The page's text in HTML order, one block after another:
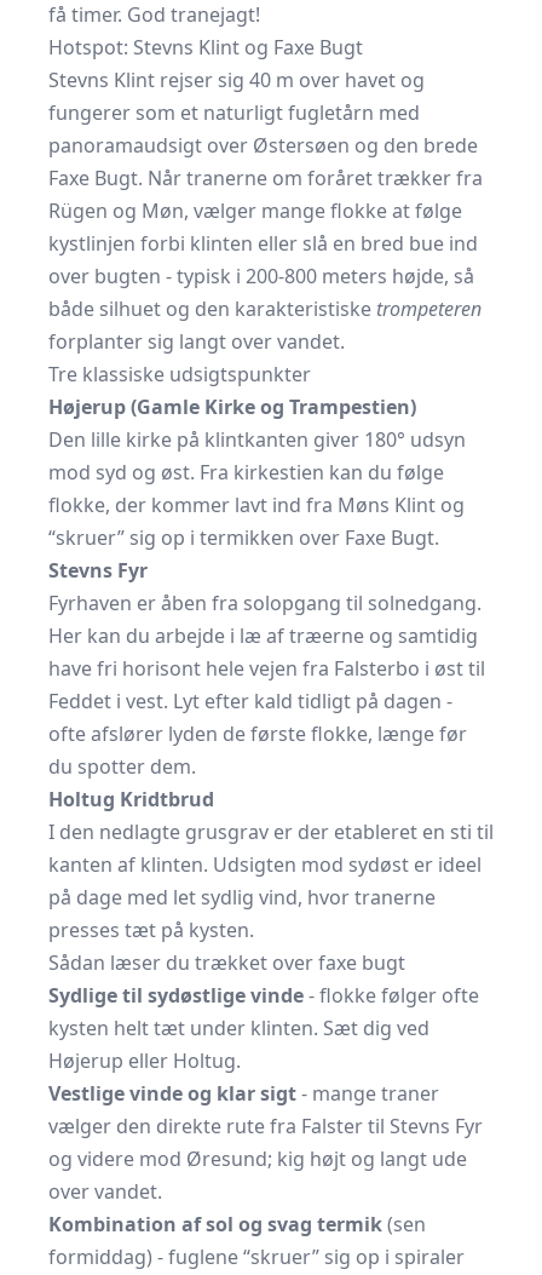
få timer. God tranejagt!
Hotspot: Stevns Klint og Faxe Bugt
Stevns Klint rejser sig 40 m over havet og
fungerer som et naturligt fugletårn med
panoramaudsigt over Østersøen og den brede
Faxe Bugt. Når tranerne om foråret trækker fra
Rügen og Møn, vælger mange flokke at følge
kystlinjen forbi klinten eller slå en bred bue ind
over bugten - typisk i 200-800 meters højde, så
både silhuet og den karakteristiske trompeteren
forplanter sig langt over vandet.
Tre klassiske udsigtspunkter
Højerup (Gamle Kirke og Trampestien)
Den lille kirke på klintkanten giver 180° udsyn
mod syd og øst. Fra kirkestien kan du følge
flokke, der kommer lavt ind fra Møns Klint og
“skruer” sig op i termikken over Faxe Bugt.
Stevns Fyr
Fyrhaven er åben fra solopgang til solnedgang.
Her kan du arbejde i læ af træerne og samtidig
have fri horisont hele vejen fra Falsterbo i øst til
Feddet i vest. Lyt efter kald tidligt på dagen -
ofte afslører lyden de første flokke, længe før
du spotter dem.
Holtug Kridtbrud
I den nedlagte grusgrav er der etableret en sti til
kanten af klinten. Udsigten mod sydøst er ideel
på dage med let sydlig vind, hvor tranerne
presses tæt på kysten.
Sådan læser du trækket over faxe bugt
Sydlige til sydøstlige vinde- flokke følger ofte
kysten helt tæt under klinten. Sæt dig ved
Højerup eller Holtug.
Vestlige vinde og klar sigt- mange traner
vælger den direkte rute fra Falster til Stevns Fyr
og videre mod Øresund; kig højt og langt ude
over vandet.
Kombination af sol og svag termik(sen
formiddag) - fuglene “skruer” sig op i spiraler